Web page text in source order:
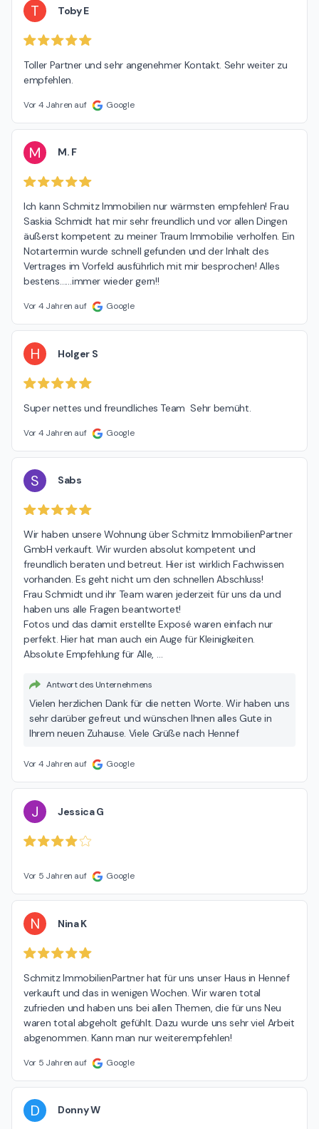
T Toby E
Toller Partner und sehr angenehmer Kontakt. Sehr weiter zu
empfehlen.
Vor 4 Jahren auf Google
M M. F
Ich kann Schmitz Immobilien nur wärmsten empfehlen! Frau
Saskia Schmidt hat mir sehr freundlich und vor allen Dingen
äußerst kompetent zu meiner Traum Immobilie verholfen. Ein
Notartermin wurde schnell gefunden und der Inhalt des
Vertrages im Vorfeld ausführlich mit mir besprochen! Alles
bestens……immer wieder gern!!
Vor 4 Jahren auf Google
H Holger S
Super nettes und freundliches Team  Sehr bemüht.
Vor 4 Jahren auf Google
S Sabs
Wir haben unsere Wohnung über Schmitz ImmobilienPartner
GmbH verkauft. Wir wurden absolut kompetent und
freundlich beraten und betreut. Hier ist wirklich Fachwissen
vorhanden. Es geht nicht um den schnellen Abschluss!
Frau Schmidt und ihr Team waren jederzeit für uns da und
haben uns alle Fragen beantwortet!
Fotos und das damit erstellte Exposé waren einfach nur
perfekt. Hier hat man auch ein Auge für Kleinigkeiten.
Absolute Empfehlung für Alle, …
Antwort des Unternehmens
Vielen herzlichen Dank für die netten Worte. Wir haben uns
sehr darüber gefreut und wünschen Ihnen alles Gute in
Ihrem neuen Zuhause. Viele Grüße nach Hennef
Vor 4 Jahren auf Google
J Jessica G
Vor 5 Jahren auf Google
N Nina K
Schmitz ImmobilienPartner hat für uns unser Haus in Hennef
verkauft und das in wenigen Wochen. Wir waren total
zufrieden und haben uns bei allen Themen, die für uns Neu
waren total abgeholt gefühlt. Dazu wurde uns sehr viel Arbeit
abgenommen. Kann man nur weiterempfehlen!
Vor 5 Jahren auf Google
D Donny W